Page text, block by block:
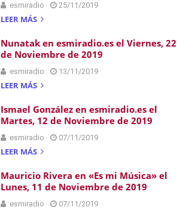
esmiradio 25/11/2019
LEER MÁS
Nunatak en esmiradio.es el Viernes, 22
de Noviembre de 2019
esmiradio 13/11/2019
LEER MÁS
Ismael González en esmiradio.es el
Martes, 12 de Noviembre de 2019
esmiradio 07/11/2019
LEER MÁS
Mauricio Rivera en «Es mi Música» el
Lunes, 11 de Noviembre de 2019
esmiradio 07/11/2019